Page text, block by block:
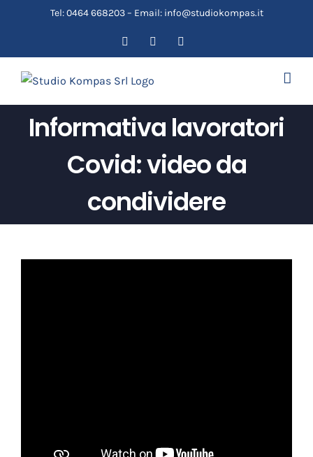
Tel: 0464 668203 – Email: info@studiokompas.it
FacebookYouTube
Informativa lavoratori
Covid: video da
condividere